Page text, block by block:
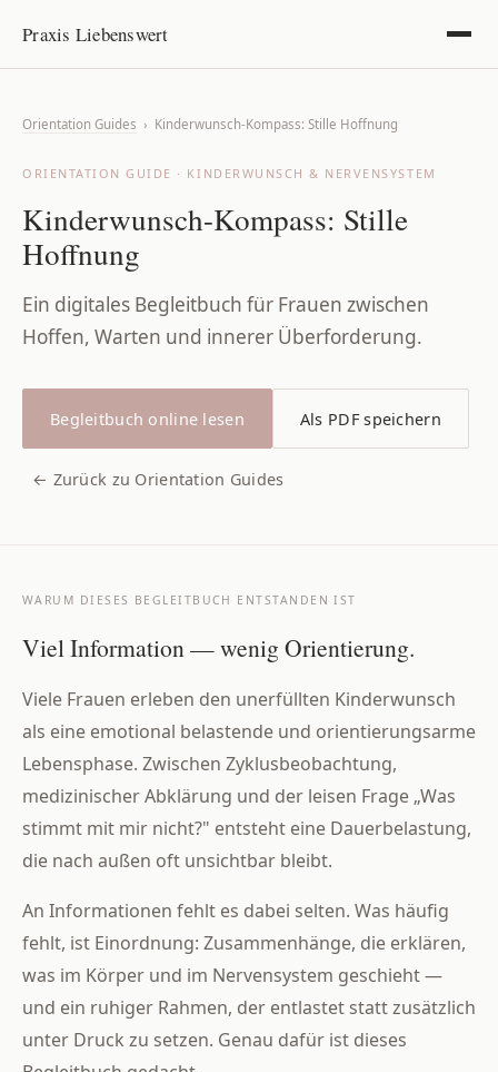
Praxis Liebenswert
Orientation Guides › Kinderwunsch-Kompass: Stille Hoffnung
ORIENTATION GUIDE · KINDERWUNSCH & NERVENSYSTEM
Kinderwunsch-Kompass: Stille
Hoffnung
Ein digitales Begleitbuch für Frauen zwischen
Hoffen, Warten und innerer Überforderung.
Begleitbuch online lesen Als PDF speichern
← Zurück zu Orientation Guides
WARUM DIESES BEGLEITBUCH ENTSTANDEN IST
Viel Information — wenig Orientierung.
Viele Frauen erleben den unerfüllten Kinderwunsch
als eine emotional belastende und orientierungsarme
Lebensphase. Zwischen Zyklusbeobachtung,
medizinischer Abklärung und der leisen Frage „Was
stimmt mit mir nicht?" entsteht eine Dauerbelastung,
die nach außen oft unsichtbar bleibt.
An Informationen fehlt es dabei selten. Was häufig
fehlt, ist Einordnung: Zusammenhänge, die erklären,
was im Körper und im Nervensystem geschieht —
und ein ruhiger Rahmen, der entlastet statt zusätzlich
unter Druck zu setzen. Genau dafür ist dieses